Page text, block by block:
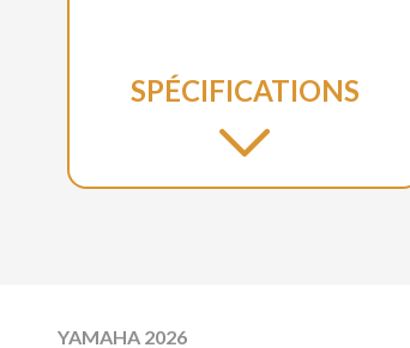
SPÉCIFICATIONS
YAMAHA 2026